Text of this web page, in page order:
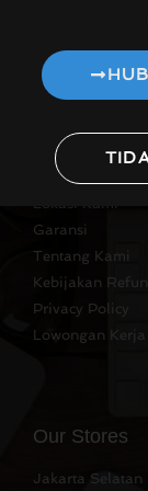
Quick Links
Lokasi Kami
Garansi
Tentang Kami
Kebijakan
Privacy Policy
Lowongan Kerja
Our Stores
Jakarta